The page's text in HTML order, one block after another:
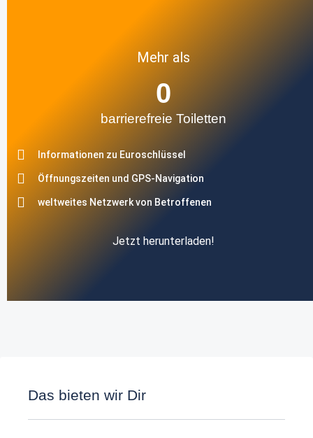
Mehr als
barrierefreie Toiletten
0
Informationen zu Euroschlüssel
Öffnungszeiten und GPS-Navigation
weltweites Netzwerk von Betroffenen
Jetzt herunterladen!
Das bieten wir Dir